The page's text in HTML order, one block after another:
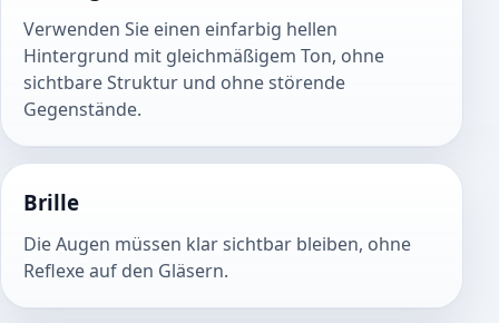
Verwenden Sie einen einfarbig hellen
Hintergrund mit gleichmäßigem Ton, ohne
sichtbare Struktur und ohne störende
Gegenstände.
Brille
Die Augen müssen klar sichtbar bleiben, ohne
Reflexe auf den Gläsern.